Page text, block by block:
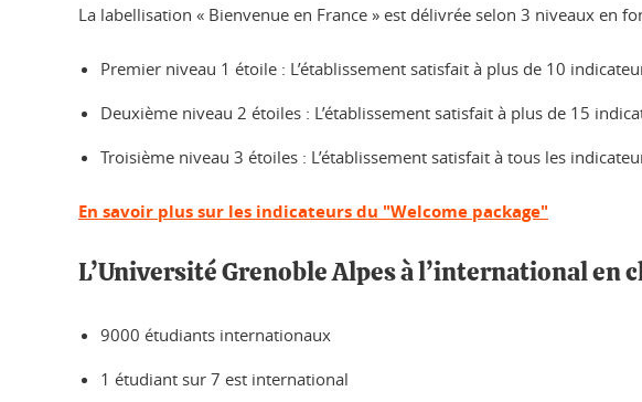
La labellisation « Bienvenue en France » est délivrée selon 3 niveaux en
Premier niveau 1 étoile : L’établissement satisfait à plus de 10
Deuxième niveau 2 étoiles : L’établissement satisfait à plus de 15
Troisième niveau 3 étoiles : L’établissement satisfait à tous les
En savoir plus sur les indicateurs du "Welcome package"
L’Université Grenoble Alpes à l’international en
9000 étudiants internationaux
1 étudiant sur 7 est international